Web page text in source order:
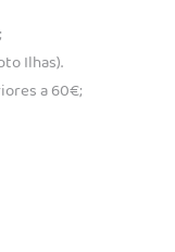
Ilhas).
a 60€;